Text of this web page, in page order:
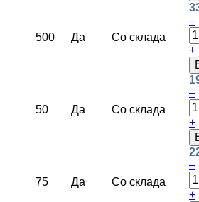
500 Да Со склада
–
+
50 Да Со склада
–
+
75 Да Со склада
–
+